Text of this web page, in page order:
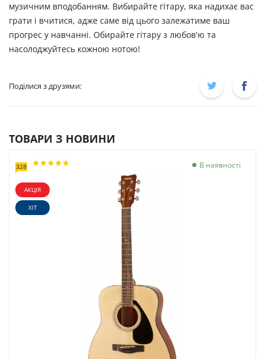
музичним вподобанням. Вибирайте гітару, яка надихає вас
грати і вчитися, адже саме від цього залежатиме ваш
прогрес у навчанні. Обирайте гітару з любов'ю та
насолоджуйтесь кожною нотою!
Поділися з друзями:
ТОВАРИ З НОВИНИ
328 В наявності
АКЦІЯ
ХІТ